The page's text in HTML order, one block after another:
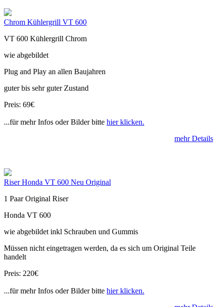
Chrom Kühlergrill VT 600
VT 600 Kühlergrill Chrom
wie abgebildet
Plug and Play an allen Baujahren
guter bis sehr guter Zustand
Preis: 69€
...für mehr Infos oder Bilder bitte hier klicken.
mehr Details
Riser Honda VT 600 Neu Original
1 Paar Original Riser
Honda VT 600
wie abgebildet inkl Schrauben und Gummis
Müssen nicht eingetragen werden, da es sich um Original Teile
handelt
Preis: 220€
...für mehr Infos oder Bilder bitte hier klicken.